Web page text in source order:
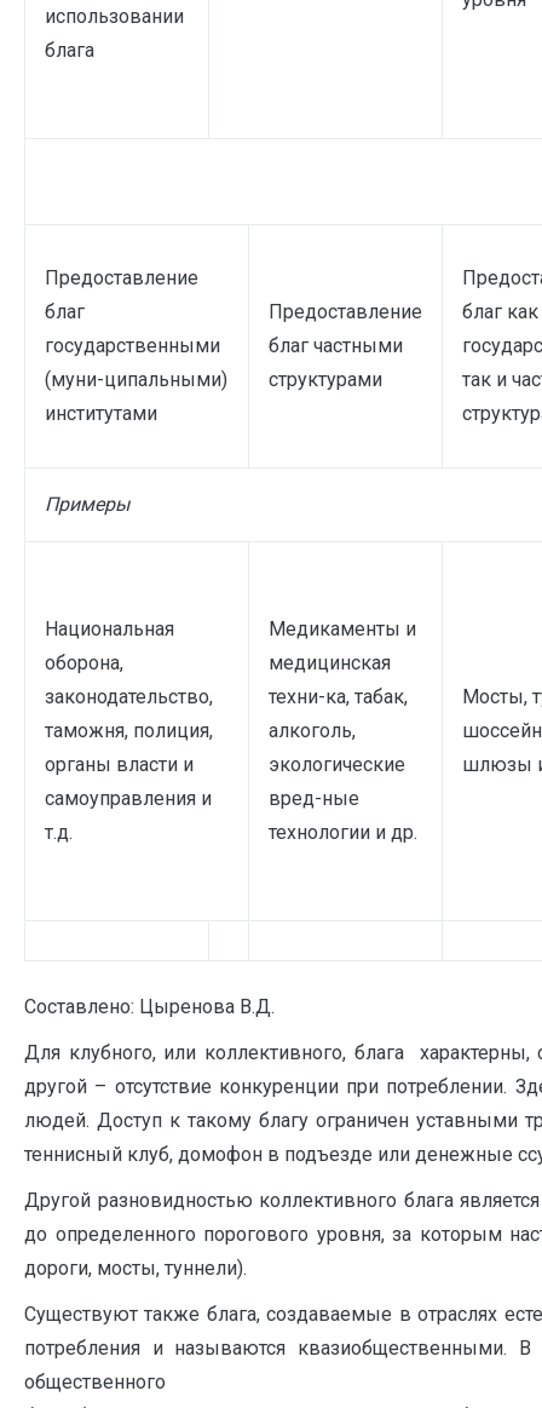
использовании
блага
Предоставление
благ
государственными
(муни-ципальными)
институтами
Предоставление
благ частными
структурами
благ как
так и
Примеры
Национальная
оборона,
законодательство,
таможня, полиция,
органы власти и
самоуправления и
т.д.
Медикаменты и
медицинская
техни-ка, табак,
алкоголь,
экологические
вред-ные
технологии и др.
Мосты,
шлюзы
Составлено: Цыренова В.Д.
Для клубного, или коллективного, блага
другой – отсутствие конкуренции при потреблении.
людей. Доступ к такому благу ограничен уставными
теннисный клуб, домофон в подъезде или денежные
Другой разновидностью коллективного блага
до определенного порогового уровня, за которым
дороги, мосты, туннели).
Существуют также блага, создаваемые в отраслях
потребления и называются квазиобщественными.
общественного